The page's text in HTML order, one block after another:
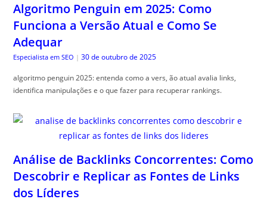
Algoritmo Penguin em 2025: Como
Funciona a Versão Atual e Como Se
Adequar
Especialista em SEO | 30 de outubro de 2025
algoritmo penguin 2025: entenda como a vers, ão atual avalia links,
identifica manipulações e o que fazer para recuperar rankings.
Análise de Backlinks Concorrentes: Como
Descobrir e Replicar as Fontes de Links
dos Líderes